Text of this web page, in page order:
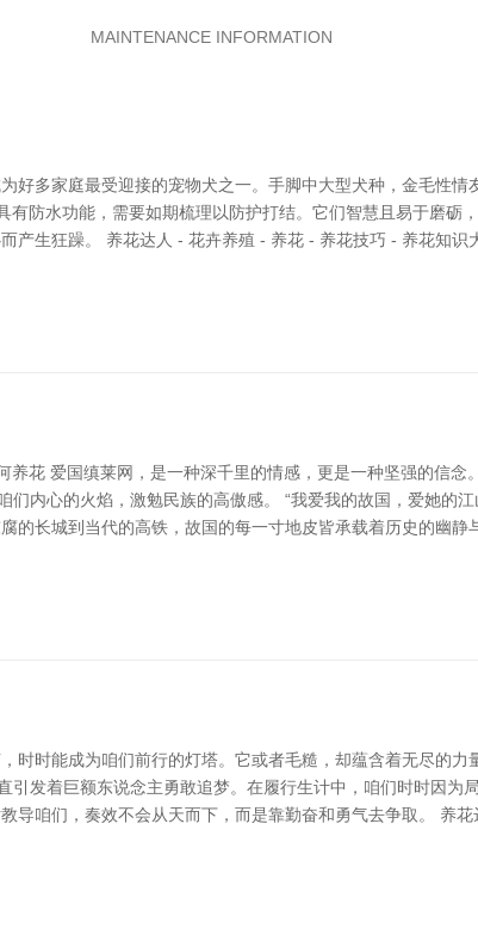
MAINTENANCE INFORMATION
好多家庭最受迎接的宠物犬之一。手脚中大型犬种，金毛性情
防水功能，需要如期梳理以防护打结。它们智慧且易于磨砺
产生狂躁。 养花达人 - 花卉养殖 - 养花 - 养花技巧 - 养花知
花 爱国缜莱网，是一种深千里的情感，更是一种坚强的信念
们内心的火焰，激勉民族的高傲感。 “我爱我的故国，爱她的
的长城到当代的高铁，故国的每一寸地皮皆承载着历史的幽静
时时能成为咱们前行的灯塔。它或者毛糙，却蕴含着无尽的力
引发着巨额东说念主勇敢追梦。在履行生计中，咱们时时因为
导咱们，奏效不会从天而下，而是靠勤奋和勇气去争取。 养